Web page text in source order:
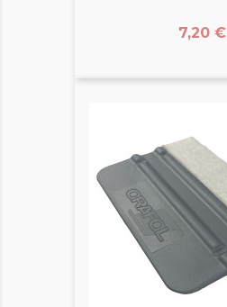
Prix
7,20 €